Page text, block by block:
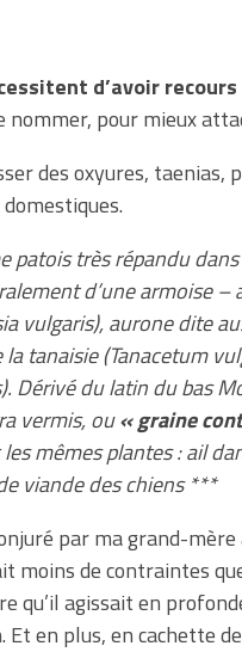
d’avoir recours
pour mieux
des oxyures, taenias,
patois très répandu
d’une armoise
vulgaris), aurone dite
tanaisie (Tanacetum
Dérivé du latin du bas
vermis, ou« graine
mêmes plantes : ail
viande des chiens ***
par ma grand-
moins de contraintes
qu’il agissait en
en plus, en cachette